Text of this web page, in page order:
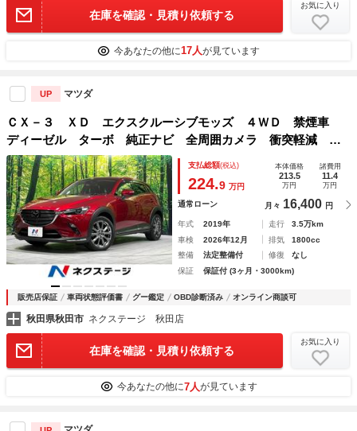
在庫を確認・見積り依頼する
お気に入り
今あなたの他に17人が見ています
UP マツダ
ＣＸ－３ ＸＤ エクスクルーシブモッズ ４ＷＤ 禁煙車
ディーゼル ターボ 純正ナビ 全周囲カメラ 衝突軽減 レ
ーダークルーズ ＥＴＣ Ｂｌｕｅｔｏｏｔｈ コーナーセン
サー メモリー付パワーシート ＬＥＤヘッドライト ＬＥＤ
フォグ
支払総額(税込)
224.9 万円
本体価格
213.5
万円
諸費用
11.4
万円
通常ローン 月々 16,400 円
年式 2019年 走行
3.5万km
車検
2026年12月 排気
1800cc
整備
法定整備付 修復
なし
保証
保証付 (3ヶ月・3000km)
販売店保証 車両状態評価書 グー鑑定 OBD診断済み オンライン商談可
秋田県秋田市 ネクステージ 秋田店
在庫を確認・見積り依頼する
お気に入り
今あなたの他に7人が見ています